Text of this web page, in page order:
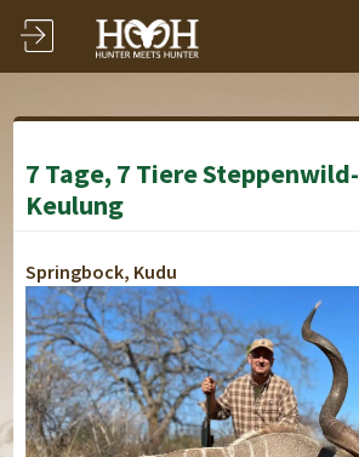
7 Tage, 7 Tiere Steppenwild-
Keulung
Springbock, Kudu